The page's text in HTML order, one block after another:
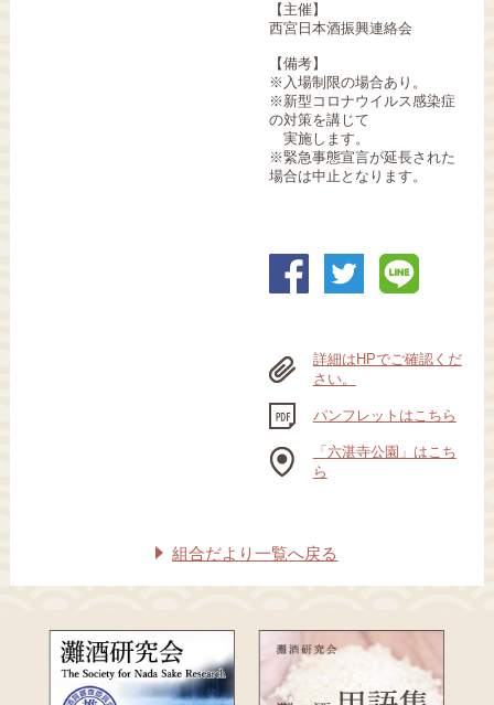
【主催】
西宮日本酒振興連絡会
【備考】
※入場制限の場合あり。
※新型コロナウイルス感染症
の対策を講じて
実施します。
※緊急事態宣言が延長された
場合は中止となります。
詳細はHPでご確認くだ
さい。
パンフレットはこちら
「六湛寺公園」はこち
ら
組合だより一覧へ戻る